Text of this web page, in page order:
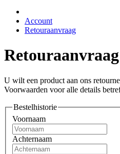
Account
Retouraanvraag
Retouraanvraag
U wilt een product aan ons
Voorwaarden voor alle details
Bestelhistorie
Voornaam
Achternaam